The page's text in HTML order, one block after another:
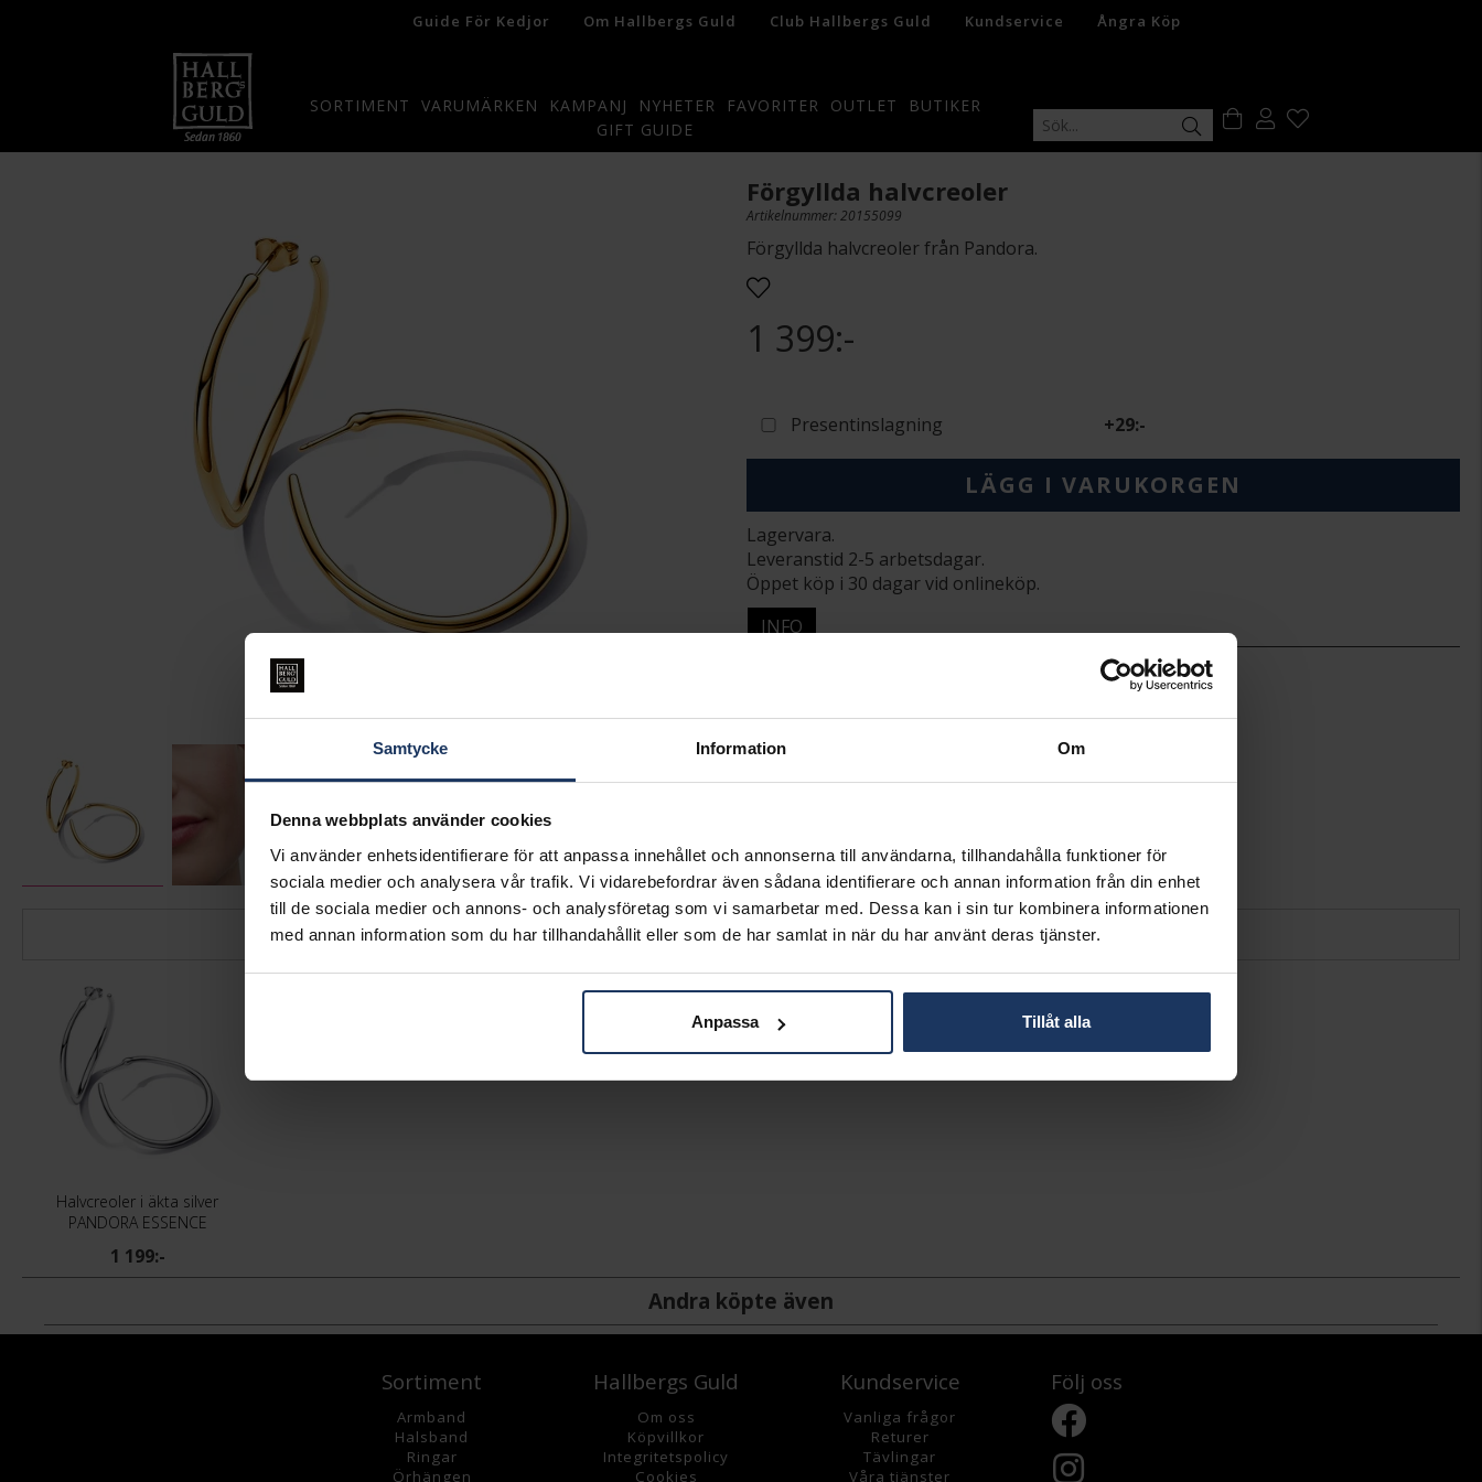
Samtycke Information Om
Denna webbplats använder cookies
Vi använder enhetsidentifierare för att anpassa innehållet och annonserna till användarna, tillhandahålla funktioner för
sociala medier och analysera vår trafik. Vi vidarebefordrar även sådana identifierare och annan information från din enhet
till de sociala medier och annons- och analysföretag som vi samarbetar med. Dessa kan i sin tur kombinera informationen
med annan information som du har tillhandahållit eller som de har samlat in när du har använt deras tjänster.
Anpassa Tillåt alla
Guide För Kedjor Om Hallbergs Guld Club Hallbergs Guld Kundservice Ångra Köp
SORTIMENT VARUMÄRKEN KAMPANJ NYHETER FAVORITER OUTLET
BUTIKER
GIFT GUIDE
Förgyllda halvcreoler
Artikelnummer: 20155099
Förgyllda halvcreoler från Pandora.
1 399:-
Presentinslagning +29:-
LÄGG I VARUKORGEN
Lagervara.
Leveranstid 2-5 arbetsdagar.
Öppet köp i 30 dagar vid onlineköp.
INFO
MODELL
20155099
MATERIAL
Guldpläterat
Matchande produkter och andra varianter
Halvcreoler i äkta silver
PANDORA ESSENCE
1 199:-
Andra köpte även
Sortiment
Armband
Halsband
Ringar
Örhängen
Hallbergs Guld
Om oss
Köpvillkor
Integritetspolicy
Cookies
Kundservice
Vanliga frågor
Returer
Tävlingar
Våra tjänster
Följ oss